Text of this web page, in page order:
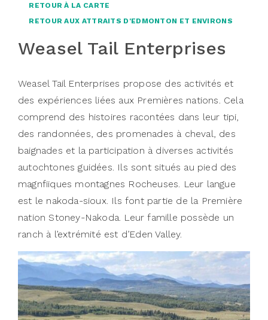
RETOUR À LA CARTE
RETOUR AUX ATTRAITS D'EDMONTON ET ENVIRONS
Weasel Tail Enterprises
Weasel Tail Enterprises propose des activités et
des expériences liées aux Premières nations. Cela
comprend des histoires racontées dans leur tipi,
des randonnées, des promenades à cheval, des
baignades et la participation à diverses activités
autochtones guidées. Ils sont situés au pied des
magnfiiques montagnes Rocheuses. Leur langue
est le nakoda-sioux. Ils font partie de la Première
nation Stoney-Nakoda. Leur famille possède un
ranch à l’extrémité est d’Eden Valley.